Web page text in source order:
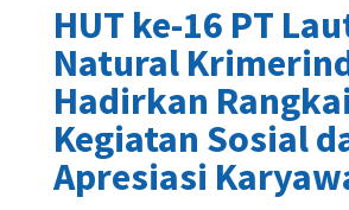
HUT ke-16 PT
Natural
Hadirkan
Kegiatan Sosial
Apresiasi